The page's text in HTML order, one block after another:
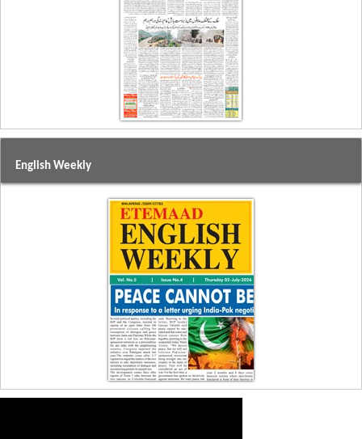
English Weekly